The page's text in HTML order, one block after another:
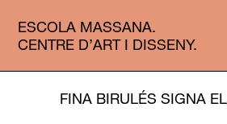
ESCOLA MASSANA.
CENTRE D’ART I DISSENY.
FINA BIRULÉS SIGNA